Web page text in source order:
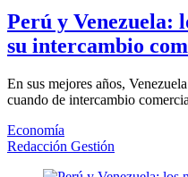
Perú y Venezuela:
su intercambio
En sus mejores años,
cuando de intercambio
Economía
Redacción Gestión